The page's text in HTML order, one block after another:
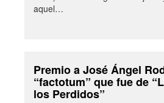
aquel…
Premio a José Ángel
“factotum” que fue de
los Perdidos”